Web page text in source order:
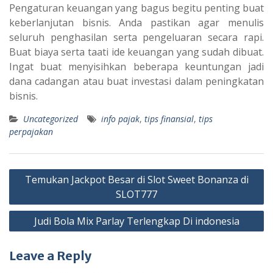
Pengaturan keuangan yang bagus begitu penting buat
keberlanjutan bisnis. Anda pastikan agar menulis
seluruh penghasilan serta pengeluaran secara rapi.
Buat biaya serta taati ide keuangan yang sudah dibuat.
Ingat buat menyisihkan beberapa keuntungan jadi
dana cadangan atau buat investasi dalam peningkatan
bisnis.
Uncategorized info pajak, tips finansial, tips
perpajakan
Post
navigation
Temukan Jackpot Besar di Slot Sweet Bonanza di
SLOT777
Judi Bola Mix Parlay Terlengkap Di indonesia
Leave a Reply